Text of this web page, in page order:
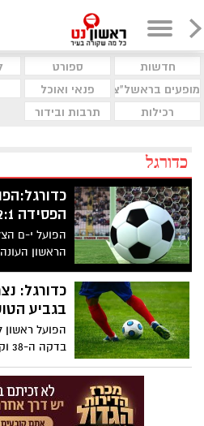
חדשות ספורט
מופעים בראשל"צ
פנאי ואוכל
רכילות
תרבות ובידור
כדורגל
הפסידה 2:1 להפועל י-ם
הפועל י-ם
הראשון
את הפסגה.
(83) ואיציק כהן (90) הפכו
כדורגל:
בגביע
(72) ומור שקד (79) הוסיפו במחצית השנייה.